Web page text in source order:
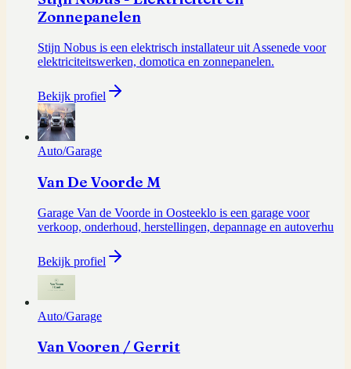
Zonnepanelen
Stijn Nobus is een elektrisch installateur uit Assenede voor
elektriciteitswerken, domotica en zonnepanelen.
Bekijk profiel
Auto/Garage
Van De Voorde M
Garage Van de Voorde in Oosteeklo is een garage voor
verkoop, onderhoud, herstellingen, depannage en autoverhu
Bekijk profiel
Auto/Garage
Van Vooren / Gerrit